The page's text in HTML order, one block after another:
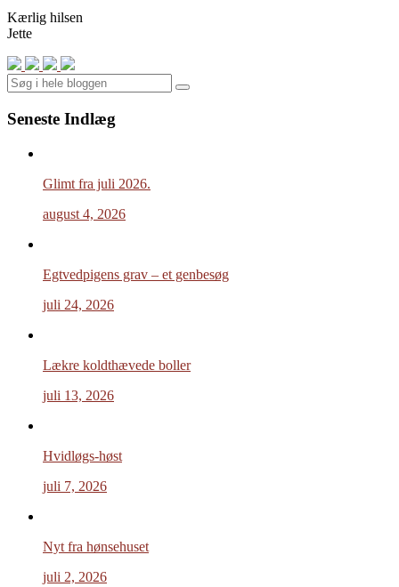
Kærlig hilsen
Jette
Search
Seneste Indlæg
Glimt fra juli 2026.
august 4, 2026
Egtvedpigens grav – et genbesøg
juli 24, 2026
Lækre koldthævede boller
juli 13, 2026
Hvidløgs-høst
juli 7, 2026
Nyt fra hønsehuset
juli 2, 2026